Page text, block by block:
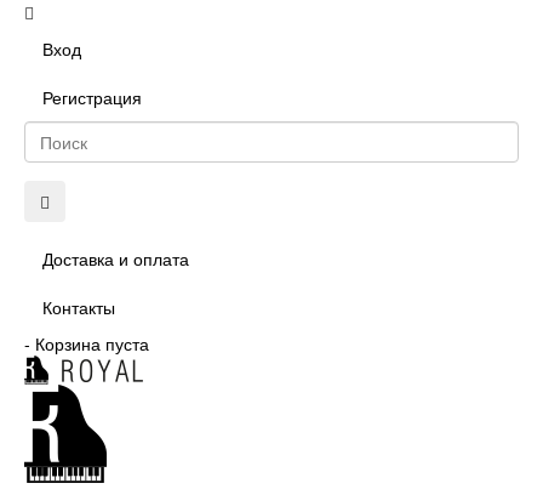
Вход
Регистрация
Доставка и оплата
Контакты
- Корзина пуста